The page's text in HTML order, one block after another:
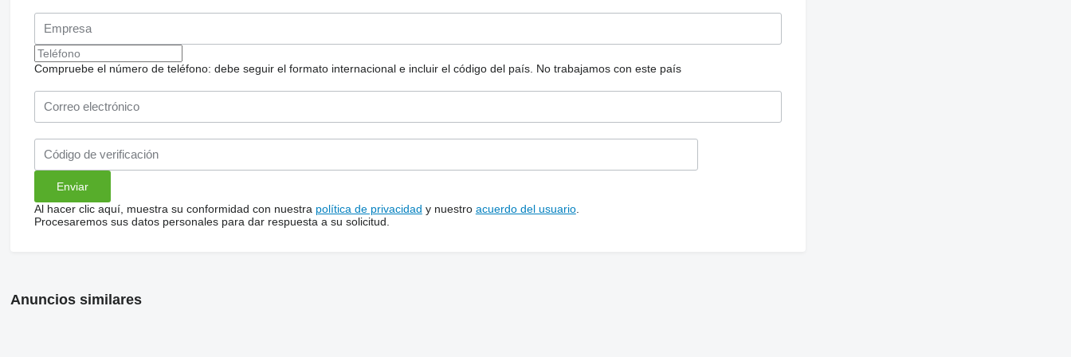
Compruebe el número de teléfono: debe seguir el formato internacional e incluir el código del país. No trabajamos con este país
Al hacer clic aquí, muestra su conformidad con nuestra política de privacidad y nuestro acuerdo del usuario.
Procesaremos sus datos personales para dar respuesta a su solicitud.
Anuncios similares